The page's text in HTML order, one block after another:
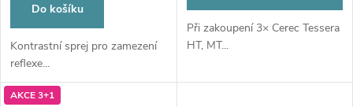
Do košíku
Kontrastní sprej pro zamezení
reflexe...
Při zakoupení 3× Cerec Tessera
HT, MT...
AKCE 3+1